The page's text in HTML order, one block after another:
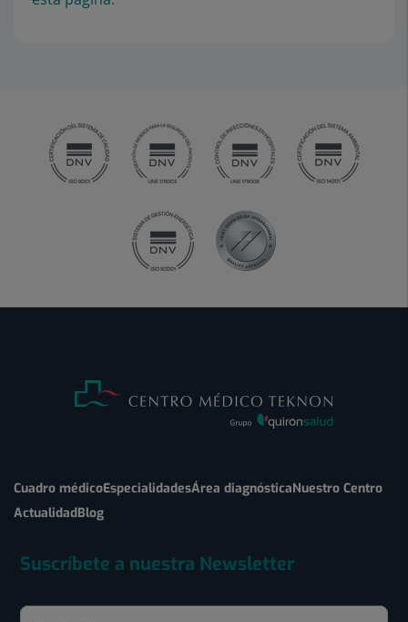
Cuadro médicoEspecialidadesÁrea diagnósticaNuestro Centro
ActualidadBlog
Suscríbete a nuestra Newsletter